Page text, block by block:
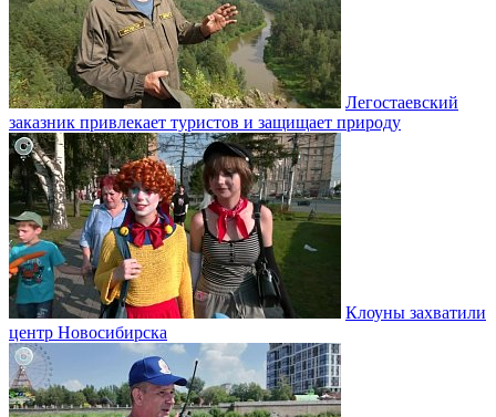
Легостаевский
заказник привлекает туристов и защищает природу
Клоуны захватили
центр Новосибирска